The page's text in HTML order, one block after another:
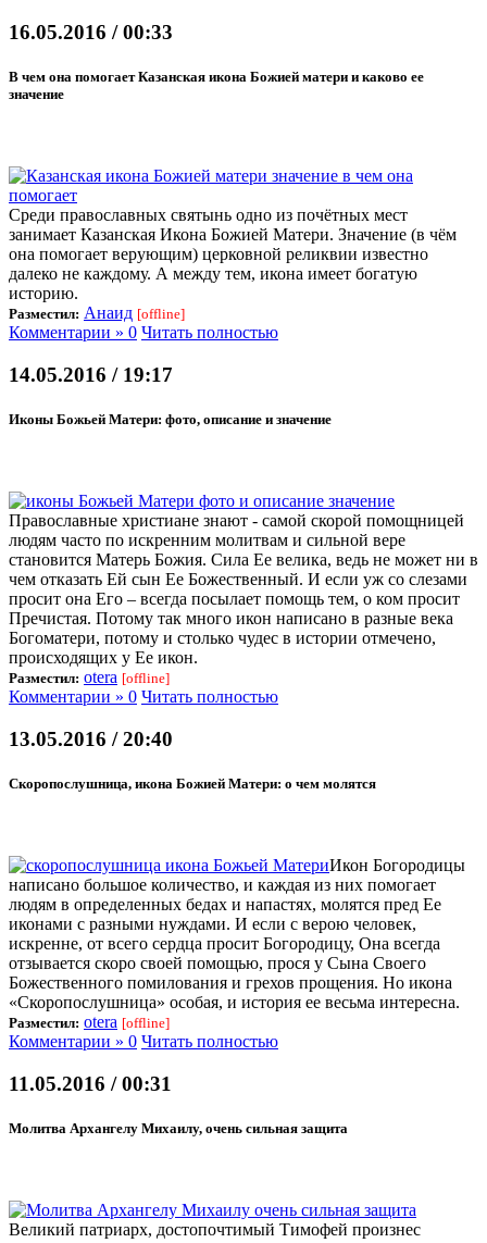
16.05.2016 / 00:33
В чем она помогает Казанская икона Божией матери и каково ее
значение
Среди православных святынь одно из почётных мест
занимает Казанская Икона Божией Матери. Значение (в чём
она помогает верующим) церковной реликвии известно
далеко не каждому. А между тем, икона имеет богатую
историю.
Разместил: Анаид [offline]
Комментарии » 0 Читать полностью
14.05.2016 / 19:17
Иконы Божьей Матери: фото, описание и значение
Православные христиане знают - самой скорой помощницей
людям часто по искренним молитвам и сильной вере
становится Матерь Божия. Сила Ее велика, ведь не может ни в
чем отказать Ей сын Ее Божественный. И если уж со слезами
просит она Его – всегда посылает помощь тем, о ком просит
Пречистая. Потому так много икон написано в разные века
Богоматери, потому и столько чудес в истории отмечено,
происходящих у Ее икон.
Разместил: otera [offline]
Комментарии » 0 Читать полностью
13.05.2016 / 20:40
Скоропослушница, икона Божией Матери: о чем молятся
Икон Богородицы
написано большое количество, и каждая из них помогает
людям в определенных бедах и напастях, молятся пред Ее
иконами с разными нуждами. И если с верою человек,
искренне, от всего сердца просит Богородицу, Она всегда
отзывается скоро своей помощью, прося у Сына Своего
Божественного помилования и грехов прощения. Но икона
«Скоропослушница» особая, и история ее весьма интересна.
Разместил: otera [offline]
Комментарии » 0 Читать полностью
11.05.2016 / 00:31
Молитва Архангелу Михаилу, очень сильная защита
Великий патриарх, достопочтимый Тимофей произнес